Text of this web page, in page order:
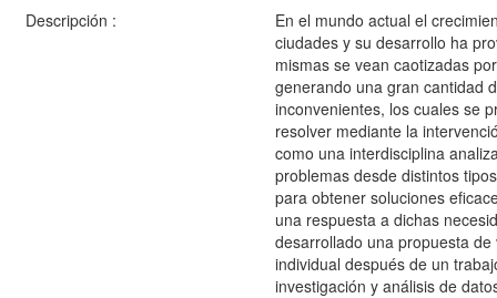
Descripción :
En el mundo actual el
ciudades y su desarrollo ha
mismas se vean caotizadas
generando una gran cantidad
inconvenientes, los cuales se
resolver mediante la
como una interdisciplina
problemas desde distintos
para obtener soluciones
una respuesta a dichas
desarrollado una propuesta de
individual después de un
investigación y análisis de